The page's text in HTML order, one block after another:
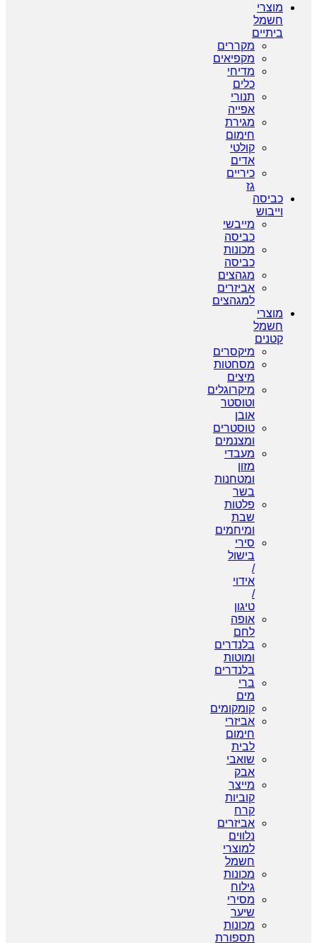
מוצרי
חשמל
ביתיים
מקררים
מקפיאים
מדיחי
כלים
תנורי
אפייה
מגירת
חימום
קולטי
אדים
כיריים
גז
כביסה
וייבוש
מייבשי
כביסה
מכונות
כביסה
מגהצים
אביזרים
למגהצים
מוצרי
חשמל
קטנים
מיקסרים
מסחטות
מיצים
מיקרוגלים
וטוסטר
אובן
טוסטרים
ומצנמים
מעבדי
מזון
ומטחנות
בשר
פלטות
שבת
ומיחמים
סירי
בישול
/
אידוי
/
טיגון
אופה
לחם
בלנדרים
ומוטות
בלנדרים
ברי
מים
קומקומים
אביזרי
חימום
לבית
שואבי
אבק
מייצר
קוביות
קרח
אביזרים
נלווים
למוצרי
חשמל
מכונות
גילוח
מסירי
שיער
מכונות
תספורת